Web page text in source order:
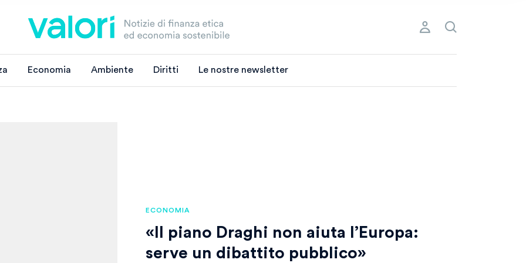
Economia Ambiente Diritti Le nostre newsletter
ECONOMIA
«Il piano Draghi non aiuta l’Europa:
serve un dibattito pubblico»